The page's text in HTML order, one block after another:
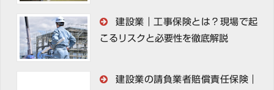
建設業｜工事保険とは？現場で起
こるリスクと必要性を徹底解説
建設業の請負業者賠償責任保険｜